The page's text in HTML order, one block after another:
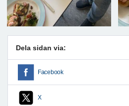
Dela sidan via:
Facebook
X